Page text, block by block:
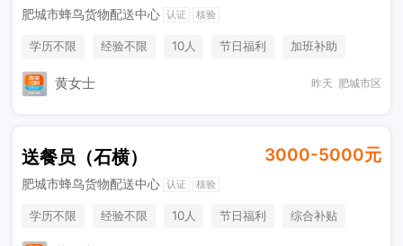
肥城市蜂鸟货物配送中心 认证 核验
学历不限 经验不限 10人 节日福利
加班补助
综合补贴
黄女士 昨天 肥城市区
送餐员（石横） 3000-5000元
肥城市蜂鸟货物配送中心 认证 核验
学历不限 经验不限 10人 节日福利
综合补贴
奖励计划